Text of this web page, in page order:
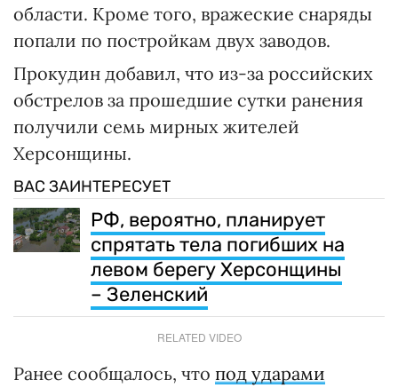
области. Кроме того, вражеские снаряды
попали по постройкам двух заводов.
Прокудин добавил, что из-за российских
обстрелов за прошедшие сутки ранения
получили семь мирных жителей
Херсонщины.
ВАС ЗАИНТЕРЕСУЕТ
РФ, вероятно, планирует
спрятать тела погибших на
левом берегу Херсонщины
– Зеленский
RELATED VIDEO
Ранее сообщалось, что под ударами